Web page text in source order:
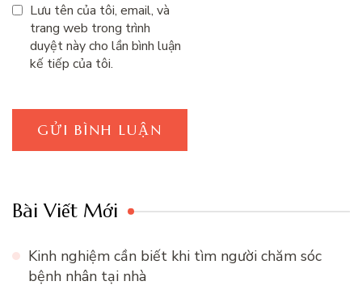
Lưu tên của tôi, email, và
trang web trong trình
duyệt này cho lần bình luận
kế tiếp của tôi.
Bài Viết Mới
Kinh nghiệm cần biết khi tìm người chăm sóc
bệnh nhân tại nhà